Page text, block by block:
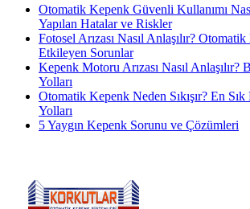
Otomatik Kepenk Güvenli Kullanımı
Yapılan Hatalar ve Riskler
Fotosel Arızası Nasıl Anlaşılır?
Etkileyen Sorunlar
Kepenk Motoru Arızası Nasıl
Yolları
Otomatik Kepenk Neden Sıkışır? En
Yolları
5 Yaygın Kepenk Sorunu ve Çözümleri